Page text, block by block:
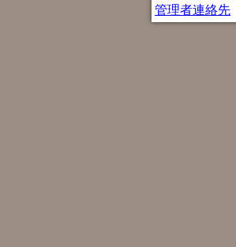
管理者連絡先